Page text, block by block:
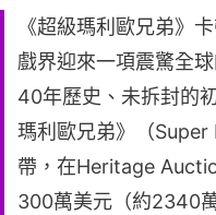
《超級瑪利歐兄弟》
戲界迎來一項震驚全
40年歷史、未拆封的
瑪利歐兄弟》（
帶，在Heritage
300萬美元（約2340